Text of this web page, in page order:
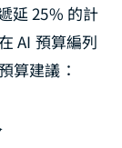
延 25% 的計
AI 預算編列
算建議：